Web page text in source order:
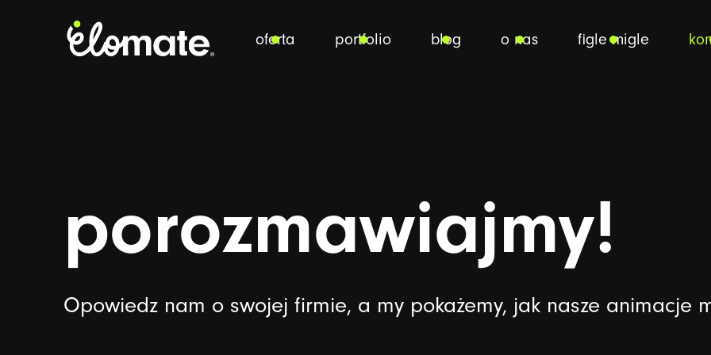
oferta portfolio blog o nas figle migle
porozmawiajmy!
Opowiedz nam o swojej firmie, a my pokażemy, jak nasze animacje